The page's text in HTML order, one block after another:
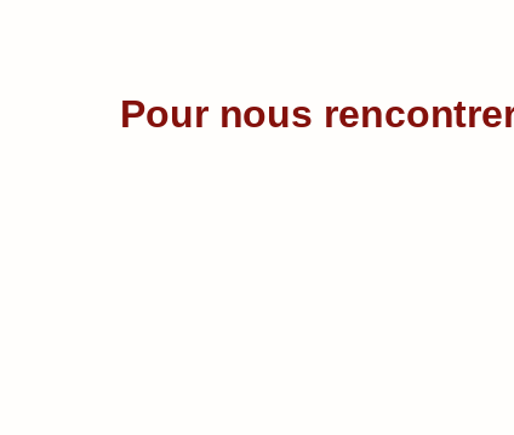
Pour nous